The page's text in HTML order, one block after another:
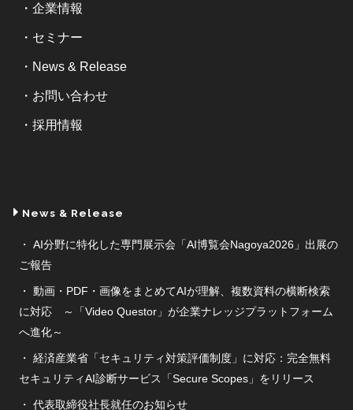
企業情報
セミナー
News & Release
お問い合わせ
採用情報
News & Release
AI分野に特化した専門展示会「AI博覧会Nagoya2026」出展の
ご報告
動画・PDF・画像をまとめてAIが理解、複数資料の横断検索
に対応 ～「Video Questor」が企業ナレッジプラットフォーム
へ進化～
経済産業省「セキュリティ対策評価制度」に対応：完全無料
セキュリティAI診断サービス「Secure Scopes」をリリース
代表取締役社長就任のお知らせ